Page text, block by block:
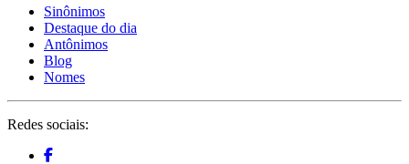
Sinônimos
Destaque do dia
Antônimos
Blog
Nomes
Redes sociais: